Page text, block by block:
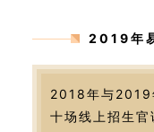
2019年
2018年与2019
十场线上招生